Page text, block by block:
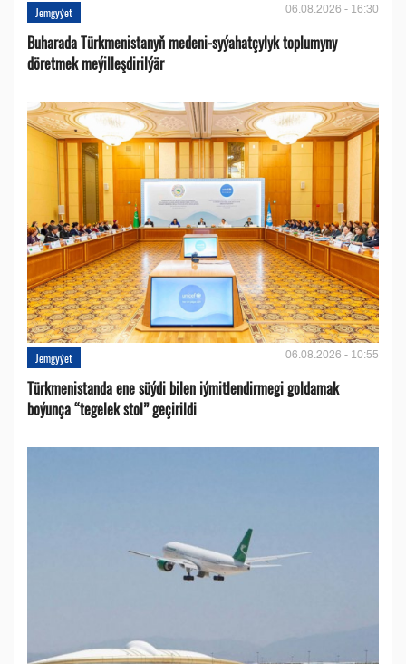
Jemgyýet 06.08.2026 - 16:30
Buharada Türkmenistanyň medeni-syýahatçylyk toplumyny
döretmek meýilleşdirilýär
Jemgyýet 06.08.2026 - 10:55
Türkmenistanda ene süýdi bilen iýmitlendirmegi goldamak
boýunça “tegelek stol” geçirildi